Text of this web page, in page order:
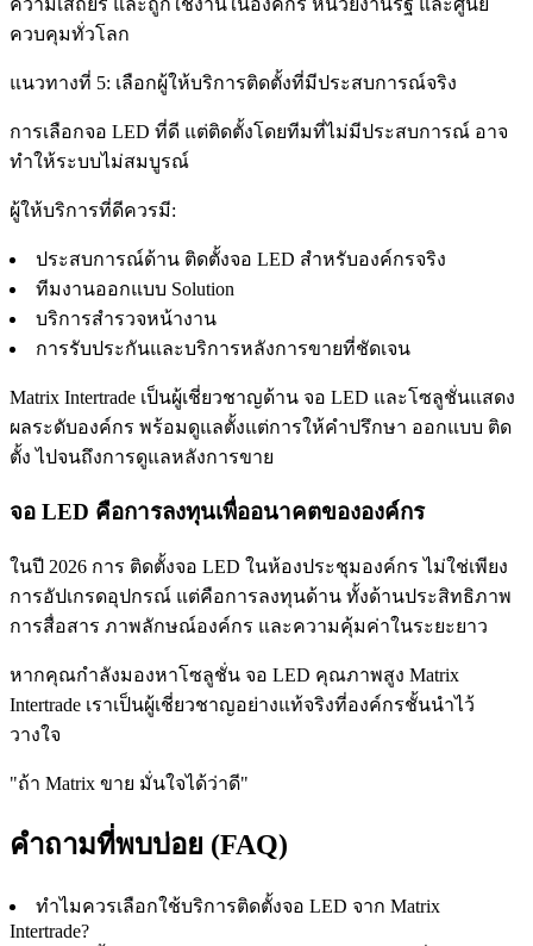
ความเสถียร และถูกใช้งานในองค์กร หน่วยงานรัฐ และศูนย์
ควบคุมทั่วโลก
แนวทางที่ 5: เลือกผู้ให้บริการติดตั้งที่มีประสบการณ์จริง
การเลือกจอ LED ที่ดี แต่ติดตั้งโดยทีมที่ไม่มีประสบการณ์ อาจ
ทำให้ระบบไม่สมบูรณ์
ผู้ให้บริการที่ดีควรมี:
ประสบการณ์ด้าน ติดตั้งจอ LED สำหรับองค์กรจริง
ทีมงานออกแบบ Solution
บริการสำรวจหน้างาน
การรับประกันและบริการหลังการขายที่ชัดเจน
Matrix Intertrade เป็นผู้เชี่ยวชาญด้าน จอ LED และโซลูชั่นแสดง
ผลระดับองค์กร พร้อมดูแลตั้งแต่การให้คำปรึกษา ออกแบบ ติด
ตั้ง ไปจนถึงการดูแลหลังการขาย
จอ LED คือการลงทุนเพื่ออนาคตขององค์กร
ในปี 2026 การ ติดตั้งจอ LED ในห้องประชุมองค์กร ไม่ใช่เพียง
การอัปเกรดอุปกรณ์ แต่คือการลงทุนด้าน ทั้งด้านประสิทธิภาพ
การสื่อสาร ภาพลักษณ์องค์กร และความคุ้มค่าในระยะยาว
หากคุณกำลังมองหาโซลูชั่น จอ LED คุณภาพสูง Matrix
Intertrade เราเป็นผู้เชี่ยวชาญอย่างแท้จริงที่องค์กรชั้นนำไว้
วางใจ
"ถ้า Matrix ขาย มั่นใจได้ว่าดี"
คำถามที่พบบ่อย (FAQ)
ทำไมควรเลือกใช้บริการติดตั้งจอ LED จาก Matrix
Intertrade?